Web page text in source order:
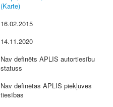
(Karte)
16.02.2015
14.11.2020
Nav definēts APLIS autortiesību
statuss
Nav definētas APLIS piekļuves
tiesības